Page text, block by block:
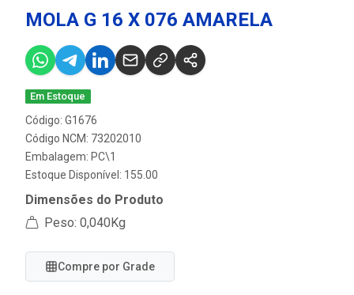
MOLA G 16 X 076 AMARELA
Em Estoque
Código: G1676
Código NCM: 73202010
Embalagem: PC\1
Estoque Disponível: 155.00
Dimensões do Produto
Peso: 0,040Kg
Compre por Grade